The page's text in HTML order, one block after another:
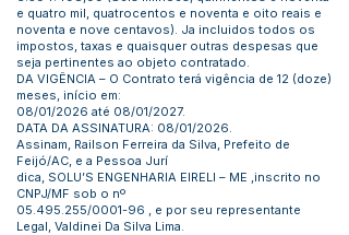
e quatro mil, quatrocentos e noventa e oito reais e
noventa e nove centavos). Ja incluidos todos os
impostos, taxas e quaisquer outras despesas que
seja pertinentes ao objeto contratado.
DA VIGÊNCIA – O Contrato terá vigência de 12 (doze)
meses, início em:
08/01/2026 até 08/01/2027.
DATA DA ASSINATURA: 08/01/2026.
Assinam, Railson Ferreira da Silva, Prefeito de
Feijó/AC, e a Pessoa Jurí
dica, SOLU’S ENGENHARIA EIRELI – ME ,inscrito no
CNPJ/MF sob o nº
05.495.255/0001-96 , e por seu representante
Legal, Valdinei Da Silva Lima.